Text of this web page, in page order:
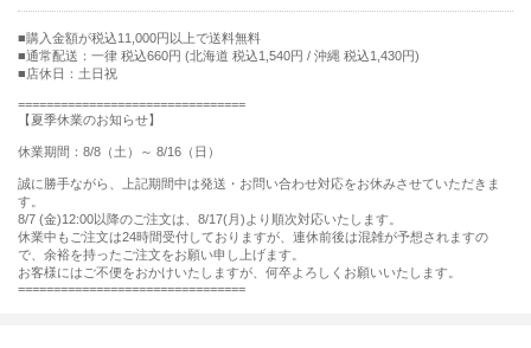
購入金額が税込11,000円以上で送料無料
通常配送：一律 税込660円 (北海道 税込1,540円 / 沖縄 税込1,430円)
■店休日：土日祝
================================
【夏季休業のお知らせ】
休業期間：8/8（土）～ 8/16（日）
誠に勝手ながら、上記期間中は発送・お問い合わせ対応をお休みさせていただきま
す。
8/7 (金)12:00以降のご注文は、8/17(月)より順次対応いたします。
休業中もご注文は24時間受付しておりますが、連休前後は混雑が予想されますの
で、余裕を持ったご注文をお願い申し上げます。
お客様にはご不便をおかけいたしますが、何卒よろしくお願いいたします。
================================